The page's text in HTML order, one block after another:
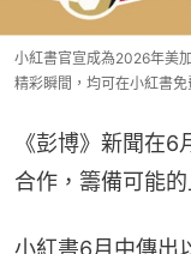
小紅書官宣成為2026年美
精彩瞬間，均可在小紅書免
《彭博》新聞在
合作，籌備可能的
小紅書6月中傳出